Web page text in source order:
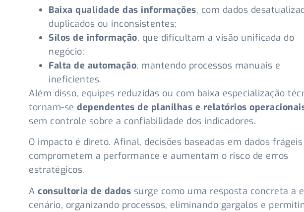
Baixa qualidade das informações, com dados
duplicados ou inconsistentes;
Silos de informação, que dificultam a visão unificada do
negócio;
Falta de automação, mantendo processos manuais e
ineficientes.
Além disso, equipes reduzidas ou com baixa especialização
tornam-se dependentes de planilhas e relatórios
sem controle sobre a confiabilidade dos indicadores.
O impacto é direto. Afinal, decisões baseadas em dados frágeis
comprometem a performance e aumentam o risco de erros
estratégicos.
A consultoria de dados surge como uma resposta concreta a
cenário, organizando processos, eliminando gargalos e